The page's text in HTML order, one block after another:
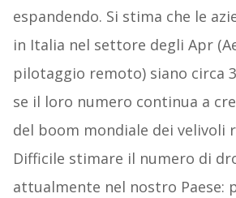
espandendo. Si stima che le
in Italia nel settore degli Apr
pilotaggio remoto) siano circa
se il loro numero continua a
del boom mondiale dei velivoli
Difficile stimare il numero di
attualmente nel nostro Paese: